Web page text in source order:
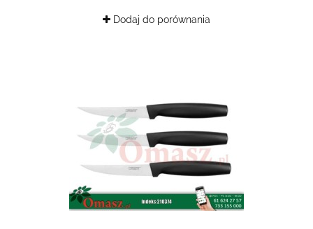
Dodaj do porównania